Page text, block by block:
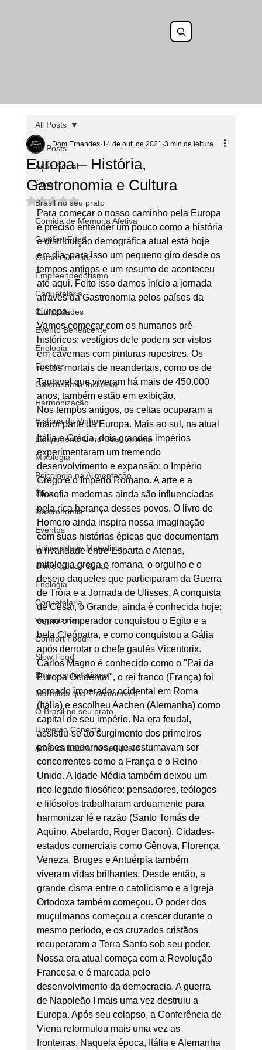
All Posts
Ação Social
Ética
Brasil no seu prato
Comida de Memoria Afetiva
Comfort Food
Cursos On Line
Empreendedorismo
Coquetelaria
Curiosidades
Evento Beneficente
Enologia
Eventos
Gastronomia Inclusiva
Harmonização
História do Vinho
Lançamento Livro Gastronomia
Mixologia
Psicologia na Alimentação
Ética
Gastronomia
Eventos
Universidade Metodista
Universidade Senac
Enologia
Coquetelaria
Veganismo
Comfort Food
Slow Food
Empreendedorismo
Marmitas que Transformam
O Brasil no seu prato
Universo Conecta
América Latina no seu prato
All Posts
Europa – História,
Gastronomia e Cultura
Dom Ernandes 14 de out. de 2021 3 min de leitura
Avaliado com NaN de 5 estrelas.
Para começar o nosso caminho pela Europa
é preciso entender um pouco como a história
e distribuição demográfica atual está hoje
em dia, para isso um pequeno giro desde os
tempos antigos e um resumo de aconteceu
até aqui. Feito isso damos início a jornada
através da Gastronomia pelos países da
Europa.
Vamos começar com os humanos pré-
históricos: vestígios dele podem ser vistos
em cavernas com pinturas rupestres. Os
restos mortais de neandertais, como os de
Tautavel que viveram há mais de 450.000
anos, também estão em exibição.
Nos tempos antigos, os celtas ocuparam a
maior parte da Europa. Mais ao sul, na atual
Itália e Grécia, dois grandes impérios
experimentaram um tremendo
desenvolvimento e expansão: o Império
Grego e o Império Romano. A arte e a
filosofia modernas ainda são influenciadas
pela rica herança desses povos. O livro de
Homero ainda inspira nossa imaginação
com suas histórias épicas que documentam
a rivalidade entre Esparta e Atenas,
mitologia grega e romana, o orgulho e o
desejo daqueles que participaram da Guerra
de Tróia e a Jornada de Ulisses. A conquista
de César, o Grande, ainda é conhecida hoje:
como o imperador conquistou o Egito e a
bela Cleópatra, e como conquistou a Gália
após derrotar o chefe gaulês Vicentorix.
Carlos Magno é conhecido como o "Pai da
Europa Ocidental", o rei franco (França) foi
coroado imperador ocidental em Roma
(Itália) e escolheu Aachen (Alemanha) como
capital de seu império. Na era feudal,
assistiu-se ao surgimento dos primeiros
países modernos, que costumavam ser
concorrentes como a França e o Reino
Unido. A Idade Média também deixou um
rico legado filosófico: pensadores, teólogos
e filósofos trabalharam arduamente para
harmonizar fé e razão (Santo Tomás de
Aquino, Abelardo, Roger Bacon). Cidades-
estados comerciais como Gênova, Florença,
Veneza, Bruges e Antuérpia também
viveram vidas brilhantes. Desde então, a
grande cisma entre o catolicismo e a Igreja
Ortodoxa também começou. O poder dos
muçulmanos começou a crescer durante o
mesmo período, e os cruzados cristãos
recuperaram a Terra Santa sob seu poder.
Nossa era atual começa com a Revolução
Francesa e é marcada pelo
desenvolvimento da democracia. A guerra
de Napoleão I mais uma vez destruiu a
Europa. Após seu colapso, a Conferência de
Viena reformulou mais uma vez as
fronteiras. Naquela época, Itália e Alemanha